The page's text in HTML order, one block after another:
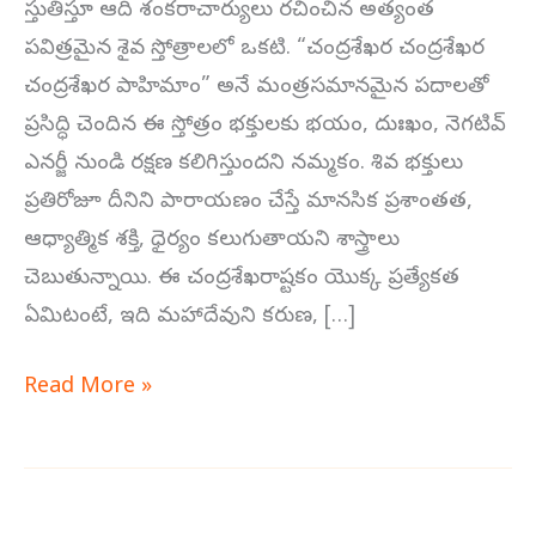
స్తుతిస్తూ ఆది శంకరాచార్యులు రచించిన అత్యంత
పవిత్రమైన శైవ స్తోత్రాలలో ఒకటి. “చంద్రశేఖర చంద్రశేఖర
చంద్రశేఖర పాహిమాం” అనే మంత్రసమానమైన పదాలతో
ప్రసిద్ధి చెందిన ఈ స్తోత్రం భక్తులకు భయం, దుఃఖం, నెగటివ్
ఎనర్జీ నుండి రక్షణ కలిగిస్తుందని నమ్మకం. శివ భక్తులు
ప్రతిరోజూ దీనిని పారాయణం చేస్తే మానసిక ప్రశాంతత,
ఆధ్యాత్మిక శక్తి, ధైర్యం కలుగుతాయని శాస్త్రాలు
చెబుతున్నాయి. ఈ చంద్రశేఖరాష్టకం యొక్క ప్రత్యేకత
ఏమిటంటే, ఇది మహాదేవుని కరుణ, […]
Read More »